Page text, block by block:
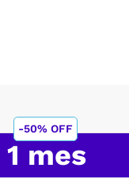
1 mes
-50% OFF